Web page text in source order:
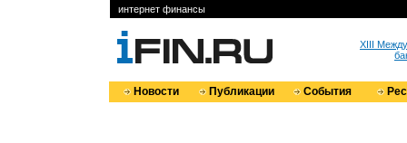
интернет финансы
XIII
Новости Публикации События